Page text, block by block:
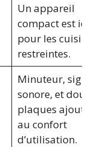
Un appareil
compact est
pour les cuisines
restreintes.
Minuteur, signal
sonore, et double
plaques ajoutent
au confort
d’utilisation.